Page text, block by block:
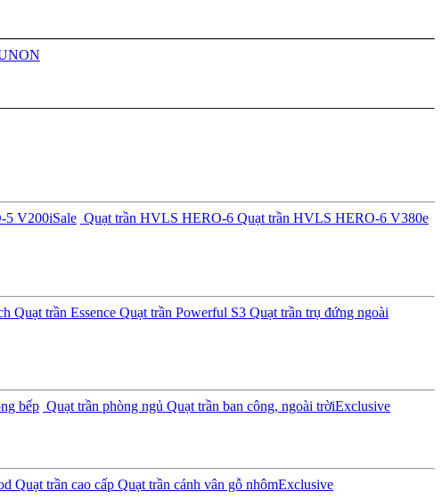
5 V200iSale Quạt trần HVLS HERO-6 Quạt trần HVLS HERO-6 V380e
Quạt trần Essence Quạt trần Powerful S3 Quạt trần trụ đứng ngoài
bếp Quạt trần phòng ngủ Quạt trần ban công, ngoài trờiExclusive
Quạt trần cao cấp Quạt trần cánh vân gỗ nhômExclusive